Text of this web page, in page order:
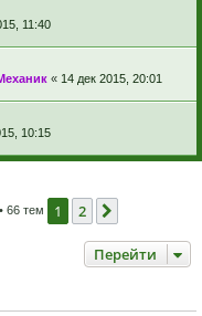
11:40
« 14 дек 2015, 20:01
10:15
66 тем 1 2
Перейти